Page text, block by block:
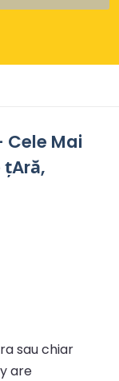
Cele Mai
sau chiar
are